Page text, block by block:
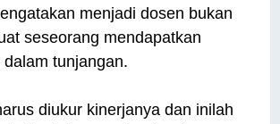
menjadi dosen bukan
seseorang mendapatkan
tunjangan.
diukur kinerjanya dan inilah